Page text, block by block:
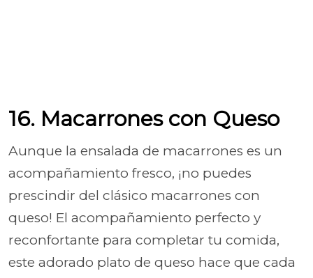
16. Macarrones con Queso
Aunque la ensalada de macarrones es un
acompañamiento fresco, ¡no puedes
prescindir del clásico macarrones con
queso! El acompañamiento perfecto y
reconfortante para completar tu comida,
este adorado plato de queso hace que cada